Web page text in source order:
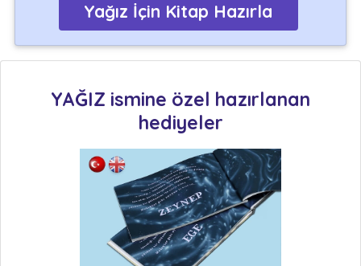
Yağız İçin Kitap Hazırla
YAĞIZ ismine özel hazırlanan
hediyeler